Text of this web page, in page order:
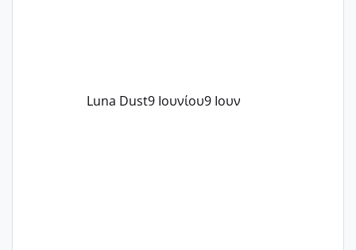
Luna Dust9 Ιουνίου9 Ιουν